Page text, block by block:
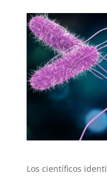
Los científicos